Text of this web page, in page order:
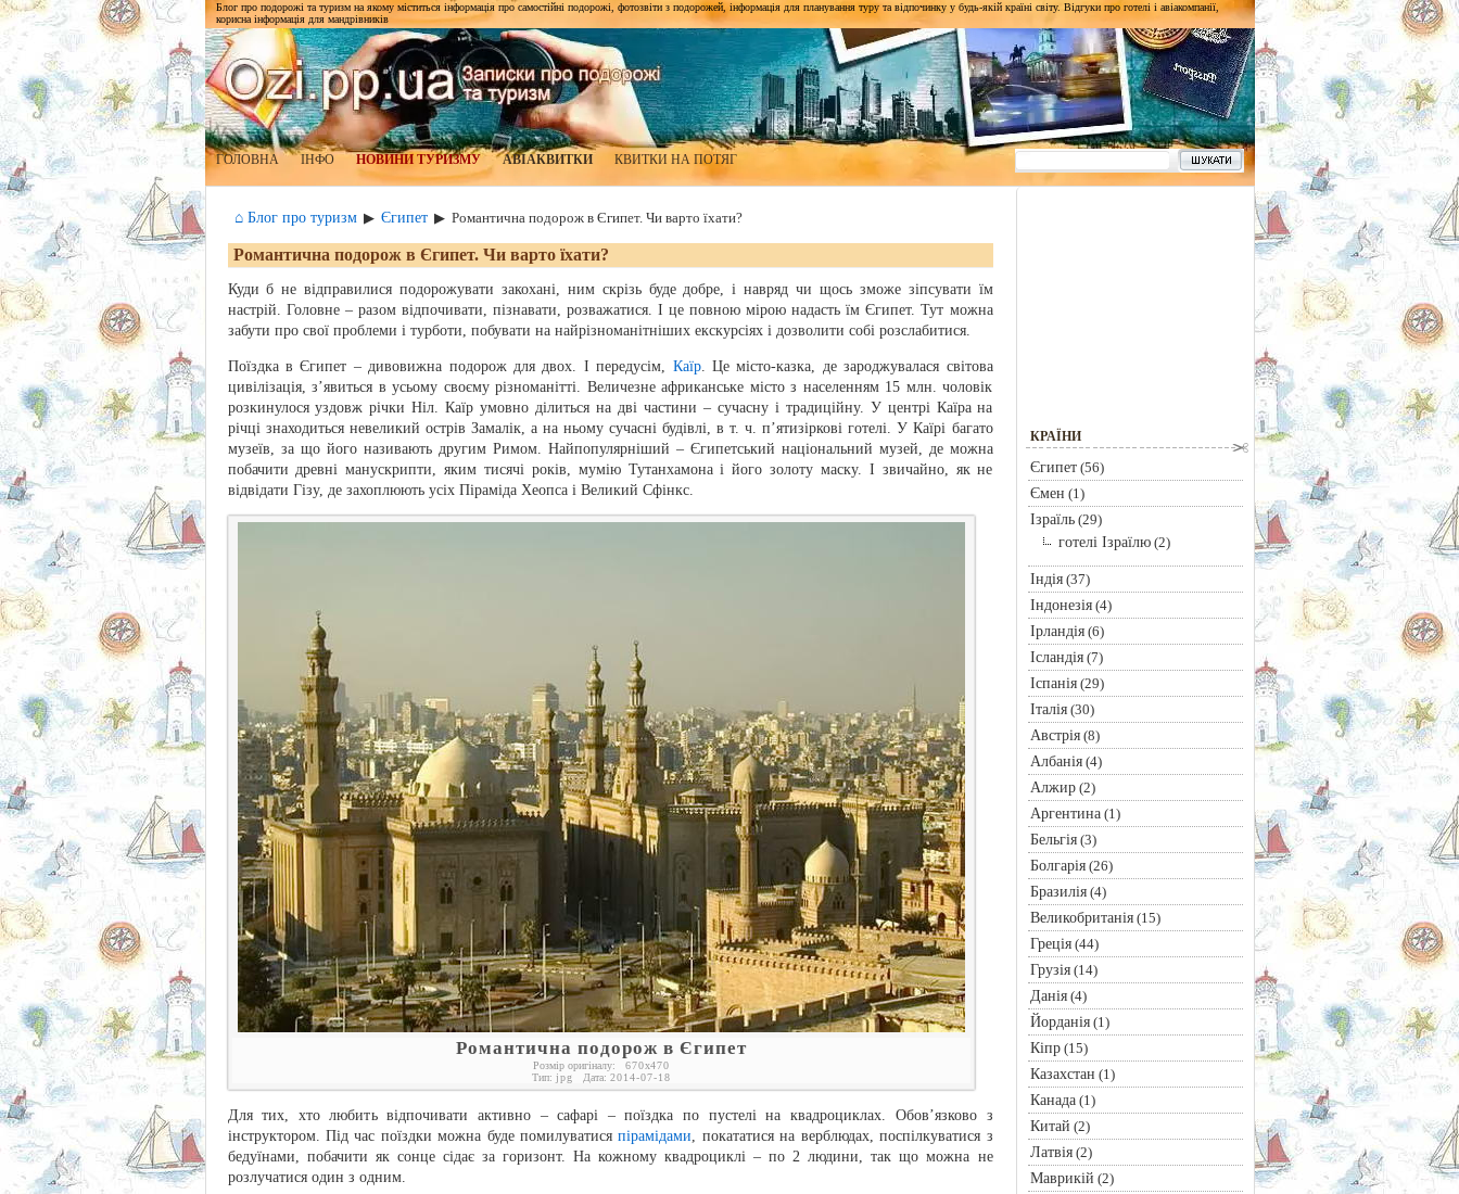
Блог про подорожі та туризм на якому міститься інформація про самостійні подорожі, фотозвіти з подорожей, інформація для планування туру та відпочинку у будь-якій країні світу. Відгуки про готелі і авіакомпанії,
корисна інформація для мандрівників
ГОЛОВНА ІНФО НОВИНИ ТУРИЗМУ АВІАКВИТКИ КВИТКИ НА ПОТЯГ
⌂ Блог про туризм ▶ Єгипет ▶ Романтична подорож в Єгипет. Чи варто їхати?
Романтична подорож в Єгипет. Чи варто їхати?
Куди б не відправилися подорожувати закохані, ним скрізь буде добре, і навряд чи щось зможе зіпсувати їм
настрій. Головне – разом відпочивати, пізнавати, розважатися. І це повною мірою надасть їм Єгипет. Тут можна
забути про свої проблеми і турботи, побувати на найрізноманітніших екскурсіях і дозволити собі розслабитися.
Поїздка в Єгипет – дивовижна подорож для двох. І передусім, Каїр. Це місто-казка, де зароджувалася світова
цивілізація, з’явиться в усьому своєму різноманітті. Величезне африканське місто з населенням 15 млн. чоловік
розкинулося уздовж річки Ніл. Каїр умовно ділиться на дві частини – сучасну і традиційну. У центрі Каїра на
річці знаходиться невеликий острів Замалік, а на ньому сучасні будівлі, в т. ч. п’ятизіркові готелі. У Каїрі багато
музеїв, за що його називають другим Римом. Найпопулярніший – Єгипетський національний музей, де можна
побачити древні манускрипти, яким тисячі років, мумію Тутанхамона і його золоту маску. І звичайно, як не
відвідати Гізу, де захоплюють усіх Піраміда Хеопса і Великий Сфінкс.
Романтична подорож в Єгипет
Розмір оригіналу: 670x470
Тип: jpg Дата: 2014-07-18
Для тих, хто любить відпочивати активно – сафарі – поїздка по пустелі на квадроциклах. Обов’язково з
інструктором. Під час поїздки можна буде помилуватисяпірамідами, покататися на верблюдах, поспілкуватися з
бедуїнами, побачити як сонце сідає за горизонт. На кожному квадроциклі – по 2 людини, так що можна не
розлучатися один з одним.
КРАЇНИ
Єгипет(56)
Ємен (1)
Ізраїль(29)
готелі Ізраїлю(2)
Індія(37)
Індонезія(4)
Ірландія(6)
Ісландія(7)
Іспанія(29)
Італія(30)
Австрія(8)
Албанія(4)
Алжир(2)
Аргентина(1)
Бельгія(3)
Болгарія(26)
Бразилія(4)
Великобританія(15)
Греція(44)
Грузія(14)
Данія(4)
Йорданія(1)
Кіпр(15)
Казахстан (1)
Канада(1)
Китай (2)
Латвія(2)
Маврикій (2)